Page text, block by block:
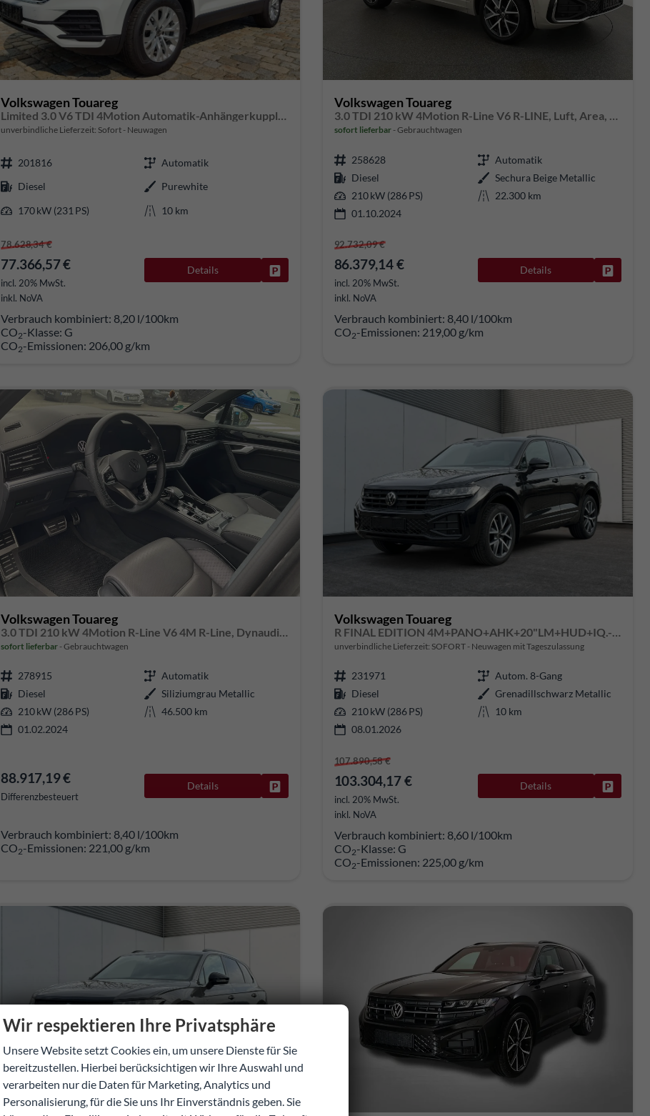
Volkswagen Touareg
Limited 3.0 V6 TDI 4Motion Automatik-Anhängerkupplung-Navi-Keyless-ACC-Sitzheizung-Lenkradheizung-el.Heckklappe-18''Alu-Sofort
unverbindliche Lieferzeit: Sofort Neuwagen
201816
Automatik
Diesel
Purewhite
170 kW (231 PS)
10 km
78.628,34 €
77.366,57 €
incl. 20% MwSt.
inkl. NoVA
Details Fahrzeug parken
Verbrauch kombiniert: 8,20 l/100km
CO2-Klasse: G
CO2-Emissionen: 206,00 g/km
Volkswagen Touareg
3.0 TDI 210 kW 4Motion R-Line V6 R-LINE, Luft, Area, AHK, Leder
sofort lieferbar Gebrauchtwagen
258628
Automatik
Diesel
Sechura Beige Metallic
210 kW (286 PS)
22.300 km
01.10.2024
92.732,09 €
86.379,14 €
incl. 20% MwSt.
inkl. NoVA
Details
Verbrauch kombiniert: 8,40 l/100km
CO2-Emissionen: 219,00 g/km
Volkswagen Touareg
3.0 TDI 210 kW 4Motion R-Line V6 4M R-Line, Dynaudio, 22-Zoll, Leder, HUD, AHK, Standheizung, Pano
sofort lieferbar Gebrauchtwagen
278915
Automatik
Diesel
Siliziumgrau Metallic
210 kW (286 PS)
46.500 km
01.02.2024
88.917,19 €
Differenzbesteuert
Details Fahrzeug parken
Verbrauch kombiniert: 8,40 l/100km
CO2-Emissionen: 221,00 g/km
Volkswagen Touareg
R FINAL EDITION 4M+PANO+AHK+20"LM+HUD+IQ.-MATRIX-LED
unverbindliche Lieferzeit: SOFORT Neuwagen mit Tageszulassung
231971
Autom. 8-Gang
Diesel
Grenadillschwarz Metallic
210 kW (286 PS)
10 km
08.01.2026
107.890,58 €
103.304,17 €
incl. 20% MwSt.
inkl. NoVA
Details
Verbrauch kombiniert: 8,60 l/100km
CO2-Klasse: G
CO2-Emissionen: 225,00 g/km
Wir respektieren Ihre Privatsphäre
Unsere Website setzt Cookies ein, um unsere Dienste für Sie
bereitzustellen. Hierbei berücksichtigen wir Ihre Auswahl und
verarbeiten nur die Daten für Marketing, Analytics und
Personalisierung, für die Sie uns Ihr Einverständnis geben. Sie